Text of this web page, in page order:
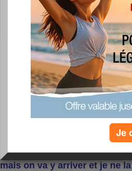
Energy'val et Provalco@ch
et de la détermination à fond
Bravo Debbie tu peux être
" SOURIS " Voilà je co@che
pour lui faire perdre ses 25
menus équilibrés par
toujours facile à gérer donc
OBLIGATOIRE tous les
motivation sur
à fond pour une
challenge démarre bien
kgs !!! je suis vraiment trop
On a encore du chemin à
mais on va y arriver et je ne
Je